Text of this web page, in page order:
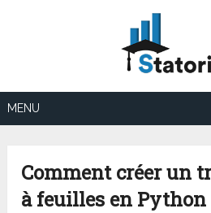
MENU
Comment créer un
à feuilles en Python